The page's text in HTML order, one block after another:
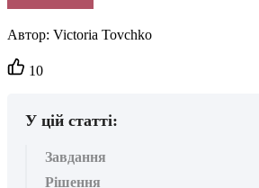
Автор: Victoria Tovchko
Кількість
вподобайок:
10
У цій статті:
Завдання
Рішення